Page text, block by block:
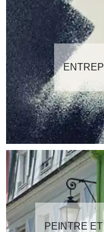
PEINTRE